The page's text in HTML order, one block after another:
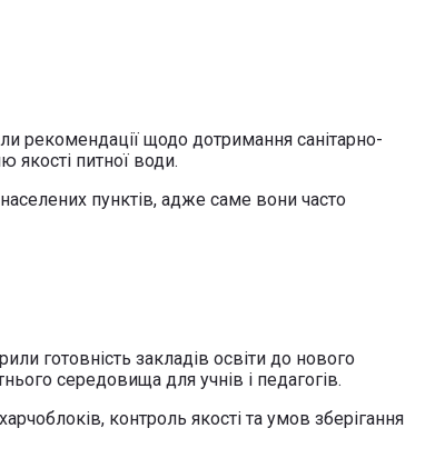
рекомендації щодо дотримання санітарно-
якості питної води.
пунктів, адже саме вони часто
готовність закладів освіти до нового
середовища для учнів і педагогів.
контроль якості та умов зберігання